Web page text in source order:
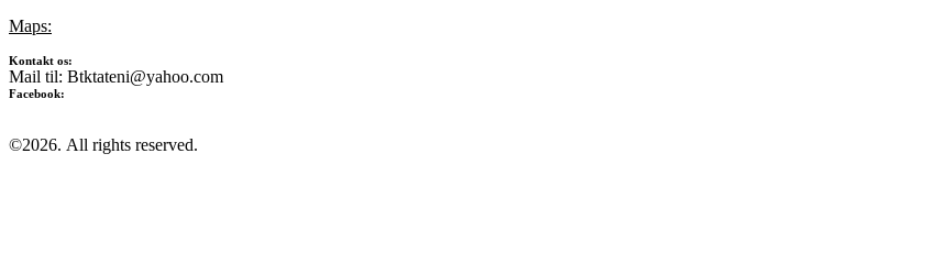
Maps:
Kontakt os:
Mail til: Btktateni@yahoo.com
Facebook:
©2026. All rights reserved.